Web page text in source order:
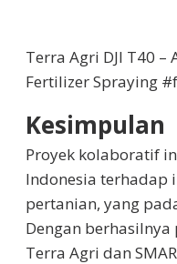
Terra Agri DJI T40
Fertilizer Spraying
Kesimpulan
Proyek kolaboratif
Indonesia terhadap
pertanian, yang
Dengan
Terra Agri dan